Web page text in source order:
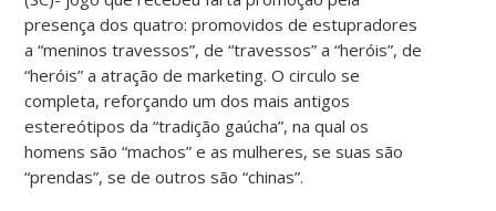
presença dos quatro: promovidos de estupradores
a “meninos travessos”, de “travessos” a “heróis”, de
“heróis” a atração de marketing. O circulo se
completa, reforçando um dos mais antigos
estereótipos da “tradição gaúcha”, na qual os
homens são “machos” e as mulheres, se suas são
“prendas”, se de outros são “chinas”.